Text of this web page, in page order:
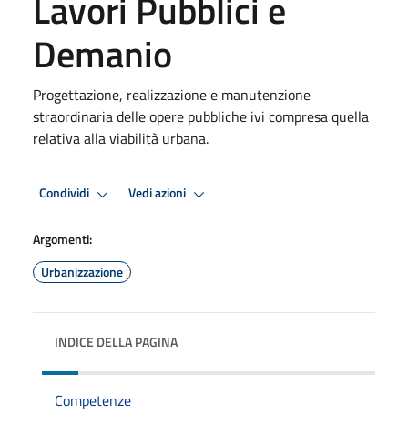
Demanio
Progettazione, realizzazione e manutenzione
straordinaria delle opere pubbliche ivi compresa quella
relativa alla viabilità urbana.
Condividi Vedi azioni
Argomenti:
Urbanizzazione
INDICE DELLA PAGINA
Competenze